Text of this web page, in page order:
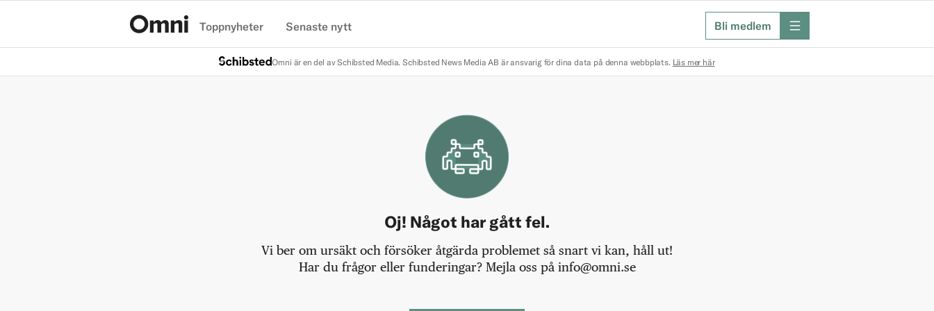
Toppnyheter Senaste nytt Bli medlem meny
Omni är en del av Schibsted Media. Schibsted News Media AB är ansvarig för dina data på denna webbplats. Läs mer här
Oj! Något har gått fel.
Vi ber om ursäkt och försöker åtgärda problemet så snart vi kan, håll ut!
Har du frågor eller funderingar? Mejla oss på info@omni.se